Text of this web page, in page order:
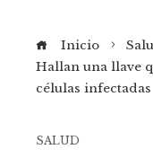
Inicio
Hallan una llave
células infectadas
SALUD